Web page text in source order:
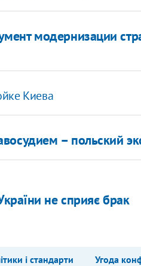
модернизации
Киева
– польский
не сприяє брак
і стандарти Угода